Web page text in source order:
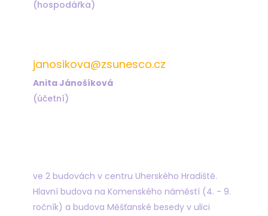
(hospodářka)
janosikova@zsunesco.cz
Anita Jánošíková
(účetní)
ve 2 budovách v centru Uherského Hradiště.
Hlavní budova na Komenského náměstí (4. - 9.
ročník) a budova Měšťanské besedy v ulici